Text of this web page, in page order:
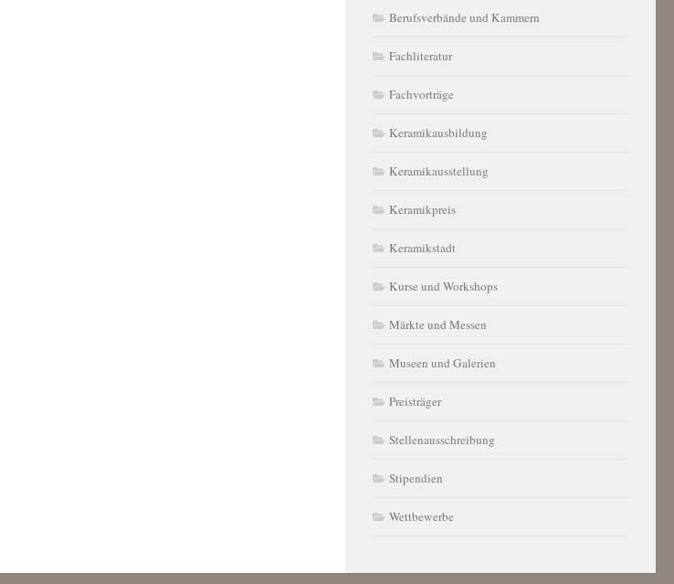
Berufsverbände und Kammern
Fachliteratur
Fachvorträge
Keramikausbildung
Keramikausstellung
Keramikpreis
Keramikstadt
Kurse und Workshops
Märkte und Messen
Museen und Galerien
Preisträger
Stellenausschreibung
Stipendien
Wettbewerbe